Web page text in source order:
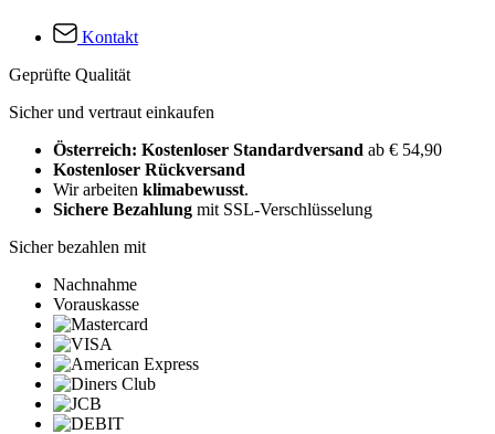
Kontakt
Geprüfte Qualität
Sicher und vertraut einkaufen
Österreich: Kostenloser Standardversand ab € 54,90
Kostenloser Rückversand
Wir arbeiten klimabewusst.
Sichere Bezahlung mit SSL-Verschlüsselung
Sicher bezahlen mit
Nachnahme
Vorauskasse